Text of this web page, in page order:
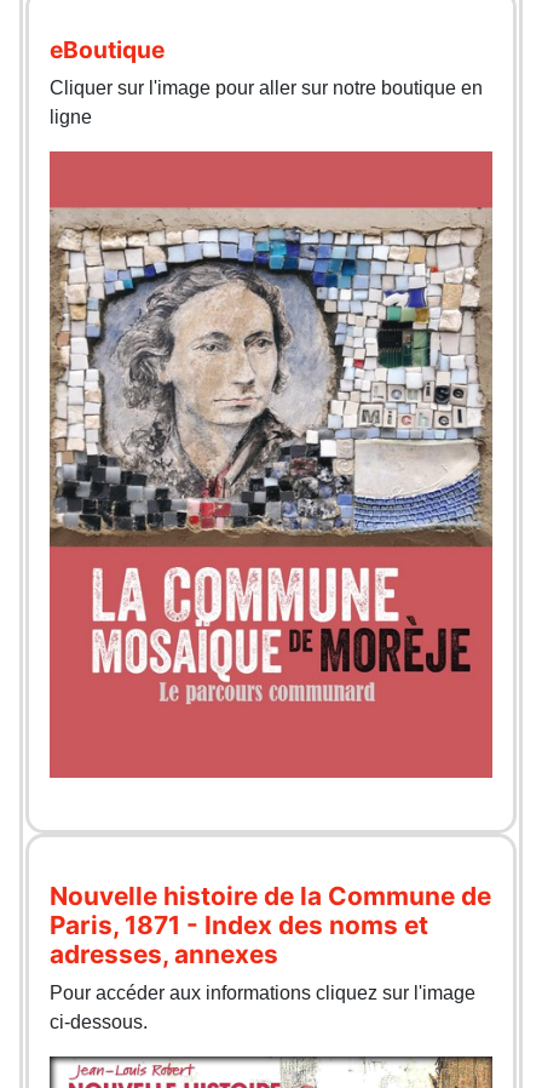
eBoutique
Cliquer sur l'image pour aller sur notre boutique en
ligne
Nouvelle histoire de la Commune de
Paris, 1871 - Index des noms et
adresses, annexes
Pour accéder aux informations cliquez sur l'image
ci-dessous.